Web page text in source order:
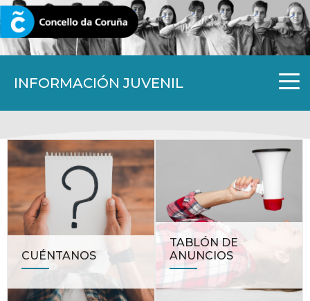
INFORMACIÓN JUVENIL
CORUNA.GAL
CUÉNTANOS
TABLÓN DE
ANUNCIOS